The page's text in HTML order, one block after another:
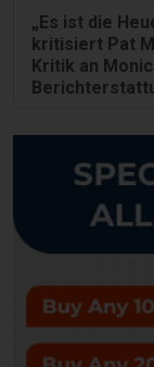
„Es ist die
kritisiert Pat
Kritik an